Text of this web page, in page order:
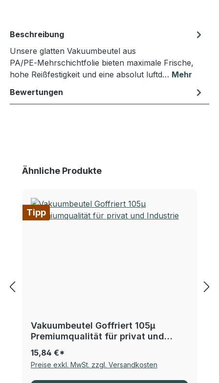
Beschreibung
Unsere glatten Vakuumbeutel aus
PA/PE‑Mehrschichtfolie bieten maximale Frische,
hohe Reißfestigkeit und eine absolut luftd… Mehr
Bewertungen
Produktgalerie überspringen
Ähnliche Produkte
Tipp
Vakuumbeutel Goffriert 105µ
Premiumqualität für privat und
15,84 €*
Preise exkl. MwSt. zzgl. Versandkosten